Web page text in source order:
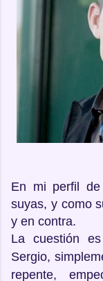
En mi perfil de
suyas, y como
y en contra.
La cuestión
Sergio,
repente,